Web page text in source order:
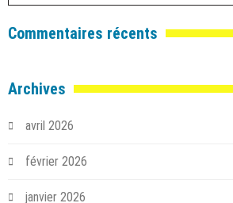
Commentaires récents
Archives
avril 2026
février 2026
janvier 2026